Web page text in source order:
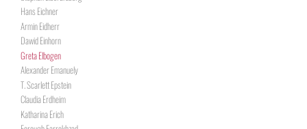
Hans Eichner
Armin Eidherr
Dawid Einhorn
Greta Elbogen
Alexander Emanuely
T. Scarlett Epstein
Claudia Erdheim
Katharina Erich